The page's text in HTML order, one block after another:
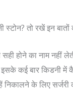
होने का नाम नहीं
कई बार किडनी में
के लिए सर्जरी